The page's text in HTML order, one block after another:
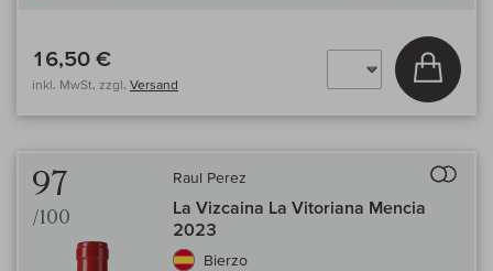
16,50 €
inkl. MwSt, zzgl. Versand
In
97
/100
Raul Perez
La Vizcaina La Vitoriana Mencia
2023
Bierzo